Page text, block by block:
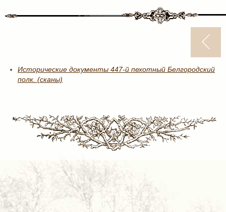
Исторические документы 447-й пехотный Белгородский
полк. (сканы)